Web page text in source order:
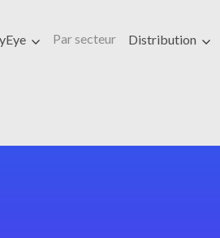
Par secteur Distribution